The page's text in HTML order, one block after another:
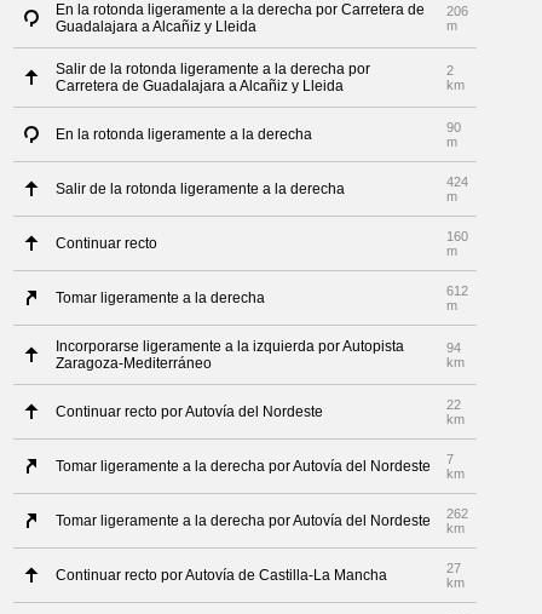
En la rotonda ligeramente a la derecha por Carretera de
Guadalajara a Alcañiz y Lleida
206
m
Salir de la rotonda ligeramente a la derecha por
Carretera de Guadalajara a Alcañiz y Lleida
2
km
En la rotonda ligeramente a la derecha
90
m
Salir de la rotonda ligeramente a la derecha
424
m
Continuar recto
160
m
Tomar ligeramente a la derecha
612
m
Incorporarse ligeramente a la izquierda por Autopista
Zaragoza-Mediterráneo
94
km
Continuar recto por Autovía del Nordeste
22
km
Tomar ligeramente a la derecha por Autovía del Nordeste
7
km
Tomar ligeramente a la derecha por Autovía del Nordeste
262
km
Continuar recto por Autovía de Castilla-La Mancha
27
km